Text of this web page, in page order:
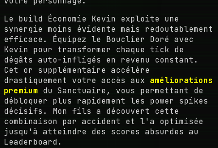
Le build Économie Kevin exploite une
synergie moins évidente mais redoutablement
efficace. Équipez le Bouclier Doré avec
Kevin pour transformer chaque tick de
dégâts auto-infligés en revenu constant.
Cet or supplémentaire accélère
drastiquement votre accès aux améliorations
premium du Sanctuaire, vous permettant de
débloquer plus rapidement les power spikes
décisifs. Mon fils a découvert cette
combinaison par accident et l'a optimisée
jusqu'à atteindre des scores absurdes au
Leaderboard.